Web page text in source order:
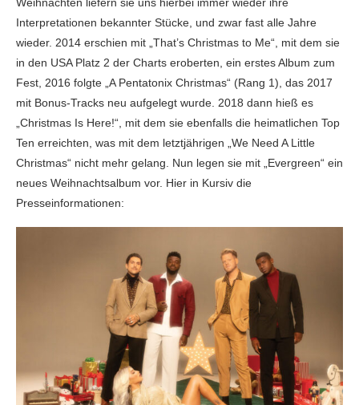
Interpretationen bekannter Stücke, und zwar fast alle Jahre
wieder. 2014 erschien mit „That’s Christmas to Me“, mit dem sie
in den USA Platz 2 der Charts eroberten, ein erstes Album zum
Fest, 2016 folgte „A Pentatonix Christmas“ (Rang 1), das 2017
mit Bonus-Tracks neu aufgelegt wurde. 2018 dann hieß es
„Christmas Is Here!“, mit dem sie ebenfalls die heimatlichen Top
Ten erreichten, was mit dem letztjährigen „We Need A Little
Christmas“ nicht mehr gelang. Nun legen sie mit „Evergreen“ ein
neues Weihnachtsalbum vor. Hier in Kursiv die
Presseinformationen: